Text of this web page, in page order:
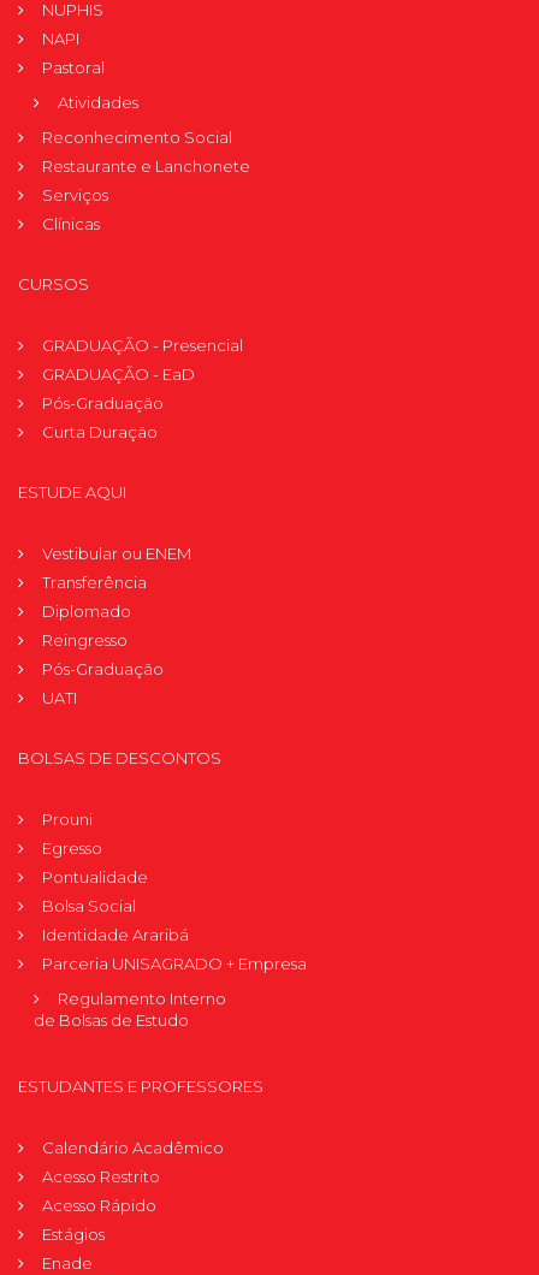
NUPHIS
NAPI
Pastoral
Atividades
Reconhecimento Social
Restaurante e Lanchonete
Serviços
Clínicas
CURSOS
GRADUAÇÃO - Presencial
GRADUAÇÃO - EaD
Pós-Graduação
Curta Duração
ESTUDE AQUI
Vestibular ou ENEM
Transferência
Diplomado
Reingresso
Pós-Graduação
UATI
BOLSAS DE DESCONTOS
Prouni
Egresso
Pontualidade
Bolsa Social
Identidade Araribá
Parceria UNISAGRADO + Empresa
Regulamento Interno
de Bolsas de Estudo
ESTUDANTES E PROFESSORES
Calendário Acadêmico
Acesso Restrito
Acesso Rápido
Estágios
Enade